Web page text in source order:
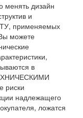
менять дизайн
и
ТУ, применяемых
можете
в
риски
надлежащего
ложатся